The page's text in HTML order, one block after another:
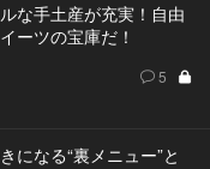
な手土産が充実！自由
ーツの宝庫だ！
5
になる“裏メニュー”と